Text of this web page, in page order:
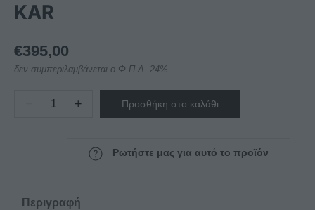
KAR
€395,00
δεν συμπεριλαμβάνεται ο Φ.Π.Α. 24%
ΦΟΥΡΝΟΣ
ΚΥΚΛΟΘΕΡΜΙΚΟΣ
ποσότητα
+ Προσθήκη στο καλάθι
Ρωτήστε μας για αυτό το προϊόν
Περιγραφή